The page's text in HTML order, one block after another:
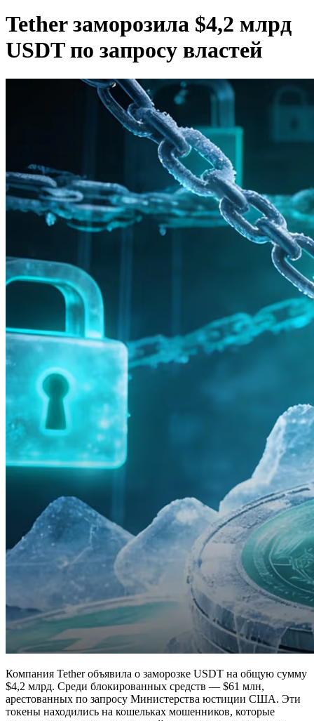
Tether заморозила $4,2 млрд
USDT по запросу властей
Компания Tether объявила о заморозке USDT на общую сумму
$4,2 млрд. Среди блокированных средств — $61 млн,
арестованных по запросу Министерства юстиции США. Эти
токены находились на кошельках мошенников, которые